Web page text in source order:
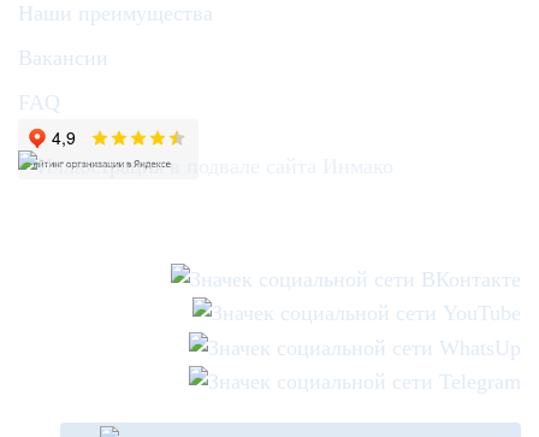
Наши преимущества
Вакансии
FAQ